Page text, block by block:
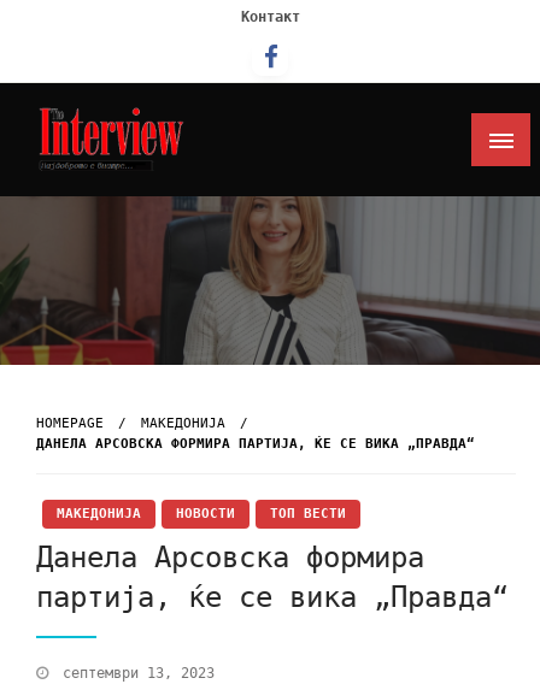
Контакт
Интервју
HOMEPAGE
МАКЕДОНИЈА
ДАНЕЛА АРСОВСКА ФОРМИРА ПАРТИЈА, ЌЕ СЕ ВИКА „ПРАВДА“
МАКЕДОНИЈА НОВОСТИ ТОП ВЕСТИ
Данела Арсовска формира
партија, ќе се вика „Правда“
септември 13, 2023